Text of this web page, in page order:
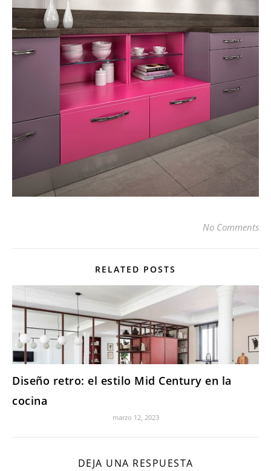
No Comments
RELATED POSTS
Diseño retro: el estilo Mid Century en la
cocina
marzo 12, 2023
DEJA UNA RESPUESTA